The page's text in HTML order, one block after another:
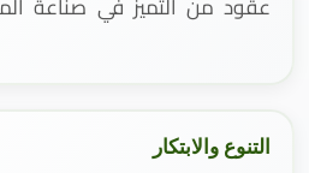
التنوع والابتكار